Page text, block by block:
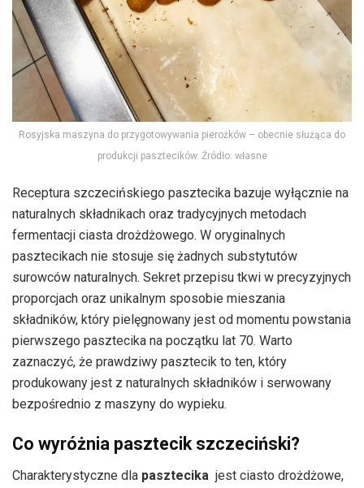
Rosyjska maszyna do przygotowywania pierożków – obecnie służąca do
produkcji pasztecików. Źródło: własne
Receptura szczecińskiego pasztecika bazuje wyłącznie na
naturalnych składnikach oraz tradycyjnych metodach
fermentacji ciasta drożdżowego. W oryginalnych
pasztecikach nie stosuje się żadnych substytutów
surowców naturalnych. Sekret przepisu tkwi w precyzyjnych
proporcjach oraz unikalnym sposobie mieszania
składników, który pielęgnowany jest od momentu powstania
pierwszego pasztecika na początku lat 70. Warto
zaznaczyć, że prawdziwy pasztecik to ten, który
produkowany jest z naturalnych składników i serwowany
bezpośrednio z maszyny do wypieku.
Co wyróżnia pasztecik szczeciński?
Charakterystyczne dla pasztecika jest ciasto drożdżowe,